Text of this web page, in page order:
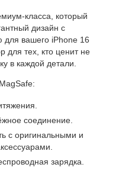
класса, который
дизайн с
для вашего iPhone 16
для тех, кто ценит не
в каждой детали.
соединение.
с оригинальными и
зарядка.